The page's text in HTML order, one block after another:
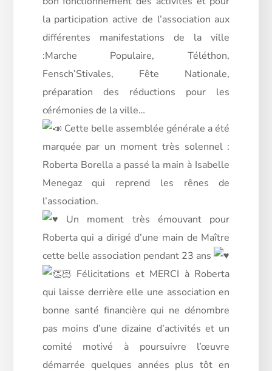
la participation active de l’association aux
différentes manifestations de la ville
:Marche Populaire, Téléthon,
Fensch’Stivales, Fête Nationale,
préparation des réductions pour les
cérémonies de la ville…
Cette belle assemblée générale a été
marquée par un moment très solennel :
Roberta Borella a passé la main à Isabelle
Menegaz qui reprend les rênes de
l’association.
Un moment très émouvant pour
Roberta qui a dirigé d’une main de Maître
cette belle association pendant 23 ans
Félicitations et MERCI à Roberta
qui laisse derrière elle une association en
bonne santé financière qui ne dénombre
pas moins d’une dizaine d’activités et un
comité motivé à poursuivre l’œuvre
démarrée quelques années plus tôt en